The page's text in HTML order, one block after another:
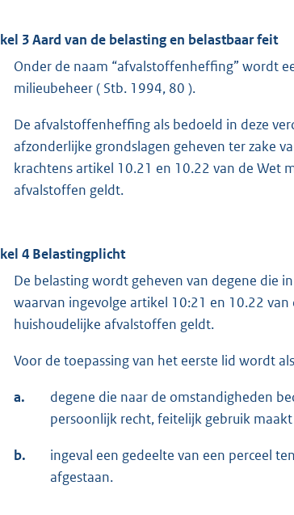
3 Aard van de belasting en belastbaar feit
Onder de naam “afvalstoffenheffing” wordt
milieubeheer ( Stb. 1994, 80 ).
De afvalstoffenheffing als bedoeld in deze
afzonderlijke grondslagen geheven ter zake
krachtens artikel 10.21 en 10.22 van de Wet
afvalstoffen geldt.
4 Belastingplicht
De belasting wordt geheven van degene die
waarvan ingevolge artikel 10:21 en 10.22
huishoudelijke afvalstoffen geldt.
Voor de toepassing van het eerste lid wordt
a.
degene die naar de omstandigheden
persoonlijk recht, feitelijk gebruik
b.
ingeval een gedeelte van een perceel
afgestaan.